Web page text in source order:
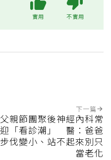
實用 不實用
下一篇
父親節團聚後神經內科常
迎「看診潮」 醫：爸爸
步伐變小、站不起來別只
當老化